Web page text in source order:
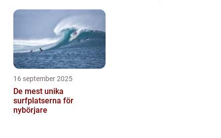
16 september 2025
De mest unika
surfplatserna för
nybörjare